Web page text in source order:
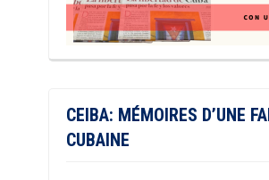
CEIBA: MÉMOIRES D’UNE
CUBAINE